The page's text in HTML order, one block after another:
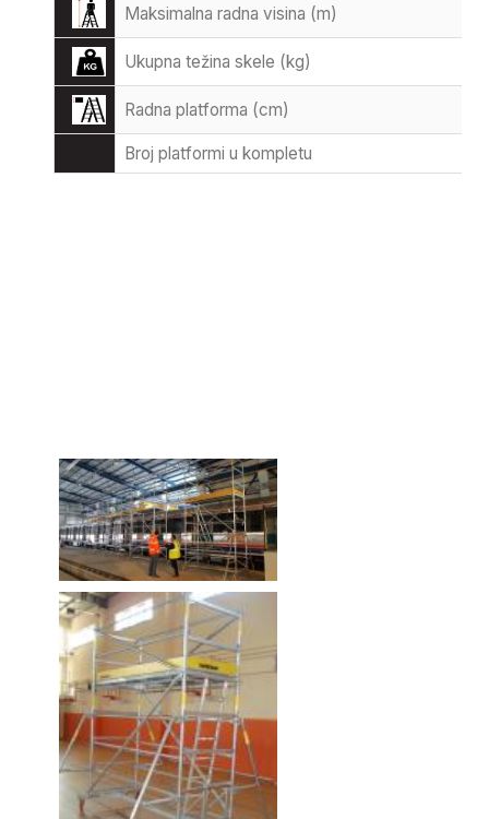
Maksimalna radna visina (m)
Ukupna težina skele (kg)
Radna platforma (cm)
Broj platformi u kompletu